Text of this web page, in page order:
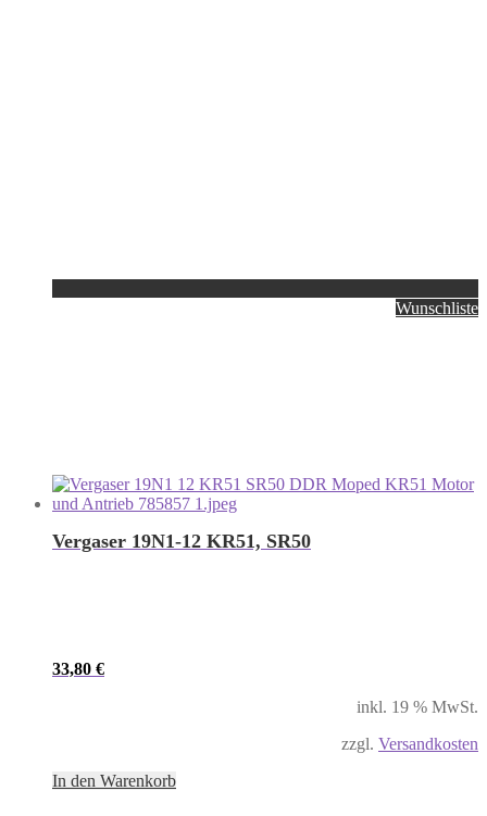
Wunschliste
Vergaser 19N1-12 KR51, SR50
33,80 €
inkl. 19 % MwSt.
zzgl. Versandkosten
In den Warenkorb